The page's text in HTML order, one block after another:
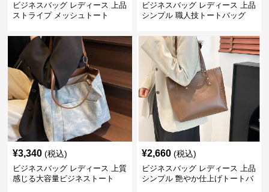
ビジネスバッグ レディース 上品
ストライプ メッシュトート
ビジネスバッグ レディース 上品
シンプル 職人技トートバッグ
¥3,340 (税込)
ビジネスバッグ レディース 上質
感じる大容量ビジネストート
¥2,660 (税込)
ビジネスバッグ レディース 上品
シンプル 艶やか仕上げトートバ